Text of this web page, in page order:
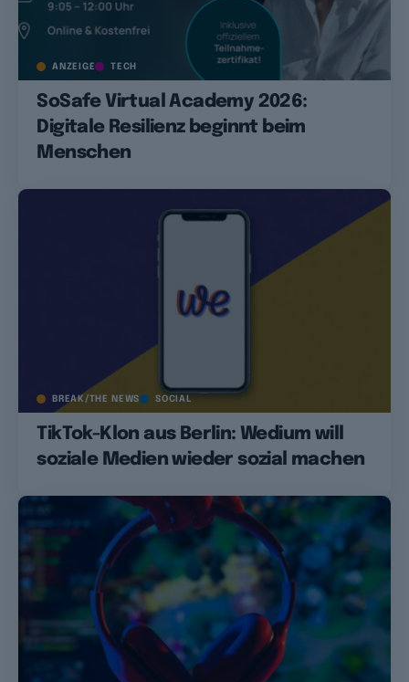
ANZEIGE TECH
SoSafe Virtual Academy 2026:
Digitale Resilienz beginnt beim
Menschen
BREAK/THE NEWS SOCIAL
TikTok-Klon aus Berlin: Wedium will
soziale Medien wieder sozial machen